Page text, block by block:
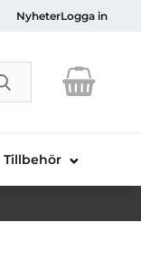
NyheterLogga in
Genomför
Tillbehör